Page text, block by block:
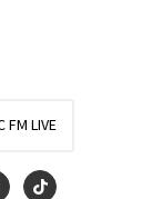
FM LIVE